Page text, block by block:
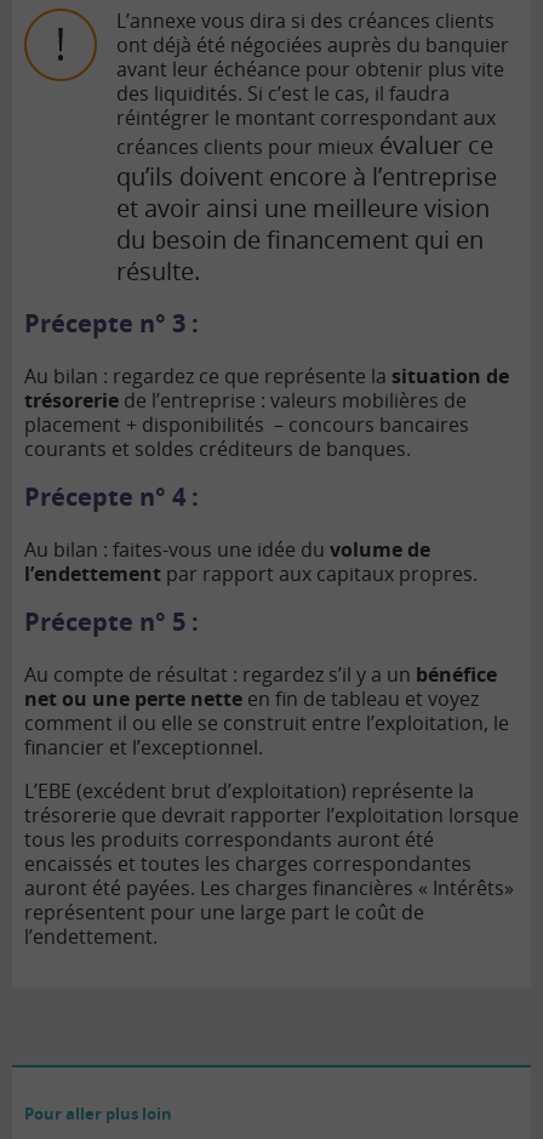
L’annexe vous dira si des créances clients
ont déjà été négociées auprès du banquier
avant leur échéance pour obtenir plus vite
des liquidités. Si c’est le cas, il faudra
réintégrer le montant correspondant aux
créances clients pour mieux évaluer ce
qu’ils doivent encore à l’entreprise
et avoir ainsi une meilleure vision
du besoin de financement qui en
résulte.
Précepte n° 3 :
Au bilan : regardez ce que représente la situation de
trésorerie de l’entreprise : valeurs mobilières de
placement + disponibilités – concours bancaires
courants et soldes créditeurs de banques.
Précepte n° 4 :
Au bilan : faites-vous une idée du volume de
l’endettement par rapport aux capitaux propres.
Précepte n° 5 :
Au compte de résultat : regardez s’il y a un bénéfice
net ou une perte nette en fin de tableau et voyez
comment il ou elle se construit entre l’exploitation, le
financier et l’exceptionnel.
L’EBE (excédent brut d’exploitation) représente la
trésorerie que devrait rapporter l’exploitation lorsque
tous les produits correspondants auront été
encaissés et toutes les charges correspondantes
auront été payées. Les charges financières « Intérêts»
représentent pour une large part le coût de
l’endettement.
Pour aller plus loin